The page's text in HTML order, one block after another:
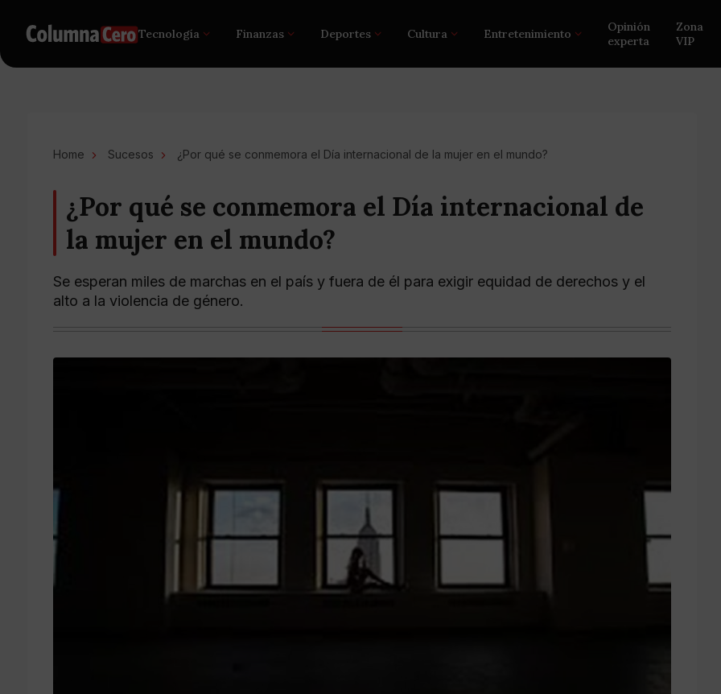
Tecnología Finanzas Deportes Cultura Entretenimiento
Opinión
experta
Zona
VIP
Home Sucesos ¿Por qué se conmemora el Día internacional de la mujer en el mundo?
¿Por qué se conmemora el Día internacional de
la mujer en el mundo?
Se esperan miles de marchas en el país y fuera de él para exigir equidad de derechos y el
alto a la violencia de género.